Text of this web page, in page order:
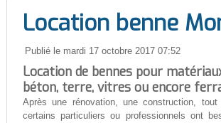
Location benne
Publié le mardi 17 octobre 2017 07:52
Location de bennes pour
béton, terre, vitres ou encore
Après une rénovation, une construction,
certains particuliers ou professionnels ont